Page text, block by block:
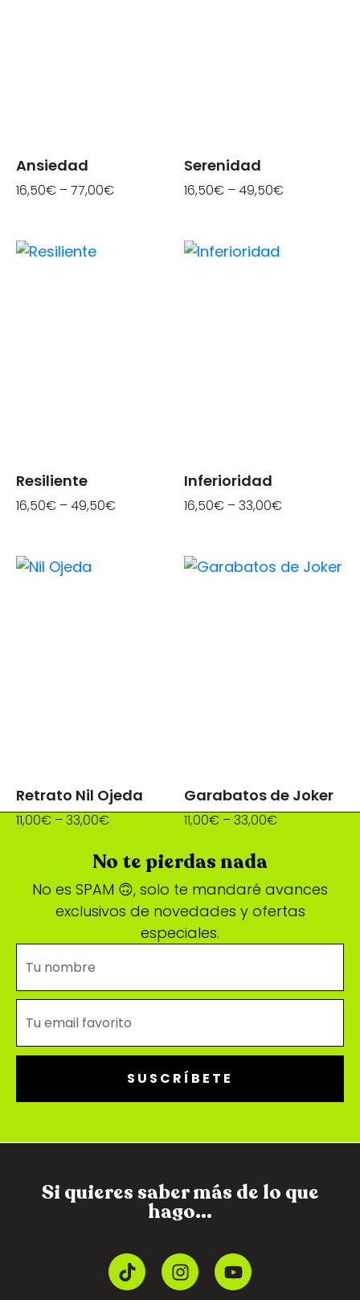
Ansiedad
16,50€ –77,00€
Serenidad
16,50€ –49,50€
Resiliente
16,50€ –49,50€
Inferioridad
16,50€ –33,00€
Retrato Nil Ojeda
11,00€ –33,00€
Garabatos de Joker
11,00€ –33,00€
No te pierdas nada
No es SPAM 🙃, solo te mandaré avances
exclusivos de novedades y ofertas
especiales.
SUSCRÍBETE
Si quieres saber más de lo que
hago...